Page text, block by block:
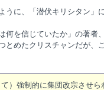
うに、「潜伏キリシタン」
を信じていたか」の著者、
とめたクリスチャンだが、
て）強制的に集団改宗させ